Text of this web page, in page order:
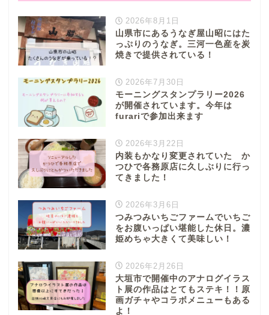
2026年8月1日
山県市にあるうなぎ屋山昭にはた
っぷりのうなぎ。三河一色産を炭
焼きで提供されている！
2026年7月30日
モーニングスタンプラリー2026
が開催されています。今年は
furariで参加出来ます
2026年3月22日
内装もかなり変更されていた か
つひで各務原店に久しぶりに行っ
てきました！
2026年3月6日
つみつみいちごファームでいちご
をお腹いっぱい堪能した休日。濃
姫めちゃ大きくて美味しい！
2026年2月26日
大垣市で開催中のアナログイラス
ト展の作品はとてもステキ！！原
画ガチャやコラボメニューもある
よ！